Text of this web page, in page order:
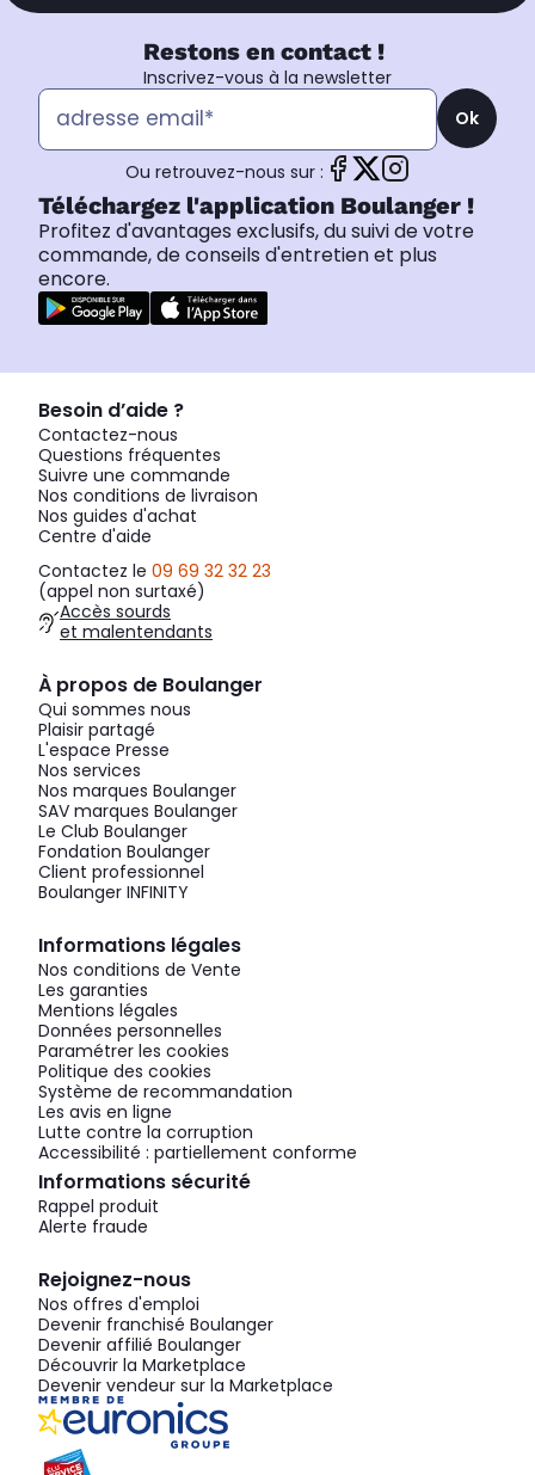
Restons en contact !
Inscrivez-vous à la newsletter
Ok
Ou retrouvez-nous sur :
Téléchargez l'application Boulanger !
Profitez d'avantages exclusifs, du suivi de votre
commande, de conseils d'entretien et plus
encore.
Besoin d’aide ?
Contactez-nous
Questions fréquentes
Suivre une commande
Nos conditions de livraison
Nos guides d'achat
Centre d'aide
Contactez le 09 69 32 32 23
(appel non surtaxé)
Accès sourds
et malentendants
À propos de Boulanger
Qui sommes nous
Plaisir partagé
L'espace Presse
Nos services
Nos marques Boulanger
SAV marques Boulanger
Le Club Boulanger
Fondation Boulanger
Client professionnel
Boulanger INFINITY
Informations légales
Nos conditions de Vente
Les garanties
Mentions légales
Données personnelles
Paramétrer les cookies
Politique des cookies
Système de recommandation
Les avis en ligne
Lutte contre la corruption
Accessibilité : partiellement conforme
Informations sécurité
Rappel produit
Alerte fraude
Rejoignez-nous
Nos offres d'emploi
Devenir franchisé Boulanger
Devenir affilié Boulanger
Découvrir la Marketplace
Devenir vendeur sur la Marketplace